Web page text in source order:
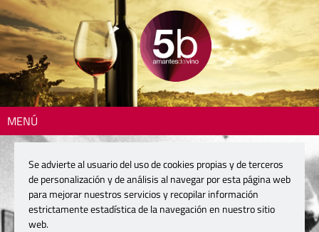
MENÚ
Se advierte al usuario del uso de cookies propias y de terceros
de personalización y de análisis al navegar por esta página web
para mejorar nuestros servicios y recopilar información
estrictamente estadística de la navegación en nuestro sitio
web.